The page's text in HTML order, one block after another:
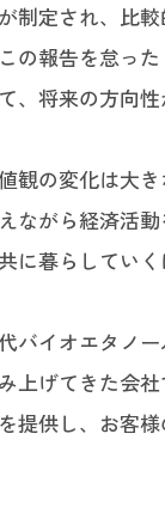
が制定され、比
の報告を怠っ
、将来の方向
観の変化は大
ながら経済活
に暮らしてい
バイオエタノ
上げてきた会
提供し、お客